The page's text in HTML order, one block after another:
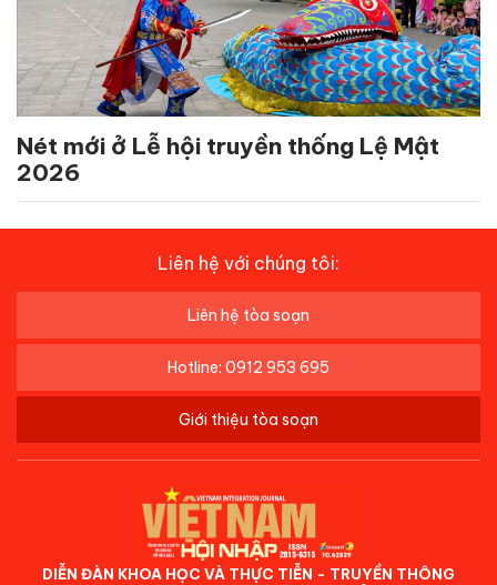
Nét mới ở Lễ hội truyền thống Lệ Mật
2026
Liên hệ với chúng tôi:
Liên hệ tòa soạn
Hotline: 0912 953 695
Giới thiệu tòa soạn
DIỄN ĐÀN KHOA HỌC VÀ THỰC TIỄN - TRUYỀN THÔNG